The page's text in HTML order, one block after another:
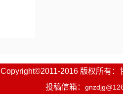
Copyright©2011-2016 版权所有：
投稿信箱：